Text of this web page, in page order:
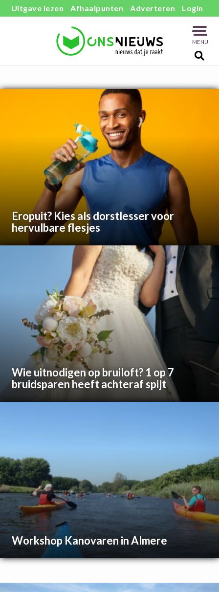
Uitgave lezen Afhaalpunten Adverteren Login
MENU
Eropuit? Kies als dorstlesser voor
hervulbare flesjes
Wie uitnodigen op bruiloft? 1 op 7
bruidsparen heeft achteraf spijt
Workshop Kanovaren in Almere